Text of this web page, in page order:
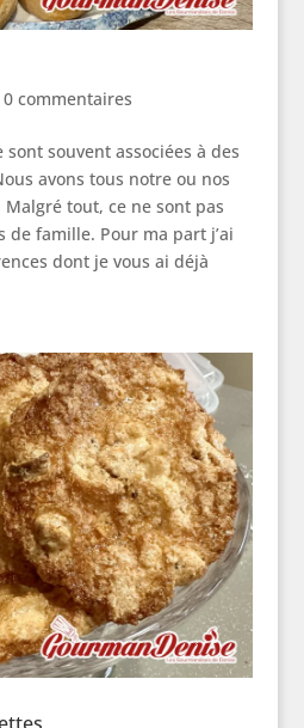
0 commentaires
souvent associées à des
avons tous notre ou nos
tout, ce ne sont pas
de famille. Pour ma part j’ai
dont je vous ai déjà